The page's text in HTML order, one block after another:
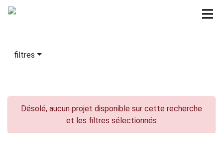
filtres
Désolé, aucun projet disponible sur cette recherche
et les filtres sélectionnés